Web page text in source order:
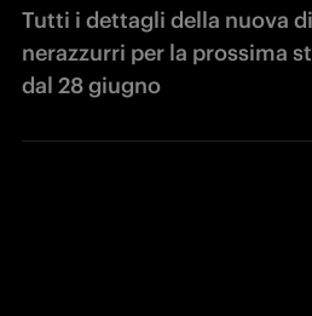
Tutti i dettagli della nuova
nerazzurri per la prossima
dal 28 giugno